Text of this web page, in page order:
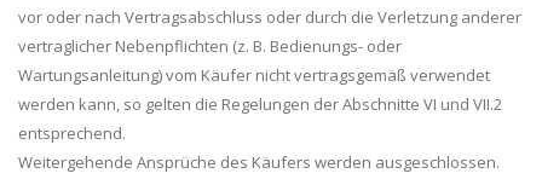
vor oder nach Vertragsabschluss oder durch die Verletzung anderer
vertraglicher Nebenpflichten (z. B. Bedienungs- oder
Wartungsanleitung) vom Käufer nicht vertragsgemäß verwendet
werden kann, so gelten die Regelungen der Abschnitte VI und VII.2
entsprechend.
Weitergehende Ansprüche des Käufers werden ausgeschlossen.